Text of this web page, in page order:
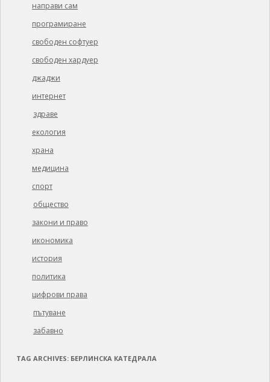
направи сам
програмиране
свободен софтуер
свободен хардуер
джаджи
интернет
здраве
екология
храна
медицина
спорт
общество
закони и право
икономика
история
политика
цифрови права
пътуване
забавно
TAG ARCHIVES: БЕРЛИНСКА КАТЕДРАЛА